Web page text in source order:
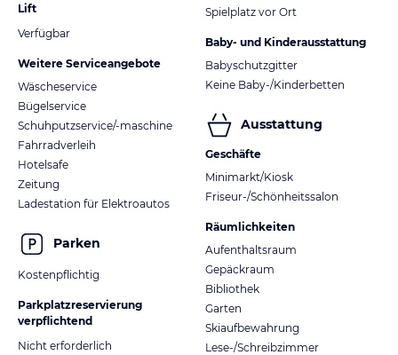
Lift
Verfügbar
Weitere Serviceangebote
Wäscheservice
Bügelservice
Schuhputzservice/-maschine
Fahrradverleih
Hotelsafe
Zeitung
Ladestation für Elektroautos
Parken
Kostenpflichtig
Parkplatzreservierung
verpflichtend
Nicht erforderlich
Spielplatz vor Ort
Baby- und Kinderausstattung
Babyschutzgitter
Keine Baby-/Kinderbetten
Ausstattung
Geschäfte
Minimarkt/Kiosk
Friseur-/Schönheitssalon
Räumlichkeiten
Aufenthaltsraum
Gepäckraum
Bibliothek
Garten
Skiaufbewahrung
Lese-/Schreibzimmer